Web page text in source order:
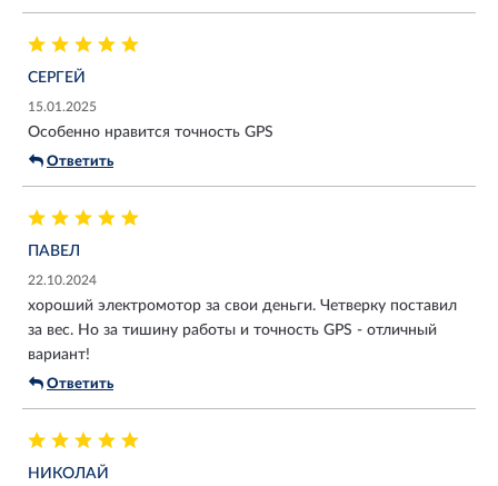
СЕРГЕЙ
15.01.2025
Особенно нравится точность GPS
Ответить
ПАВЕЛ
22.10.2024
хороший электромотор за свои деньги. Четверку поставил
за вес. Но за тишину работы и точность GPS - отличный
вариант!
Ответить
НИКОЛАЙ